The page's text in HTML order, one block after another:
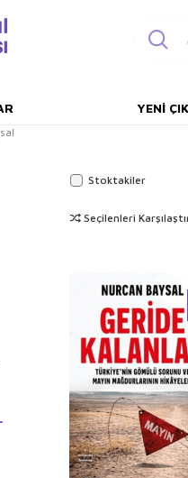
YENI
Stoktakiler
Seçilenleri